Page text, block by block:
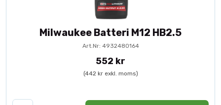
Milwaukee Batteri M12 HB2.5
Art.Nr: 4932480164
552 kr
(442 kr exkl. moms)